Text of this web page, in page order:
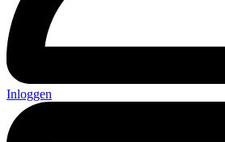
Inloggen